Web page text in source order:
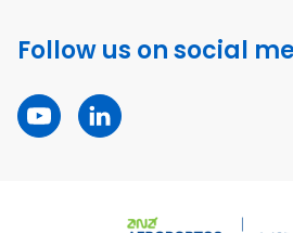
Follow us on social